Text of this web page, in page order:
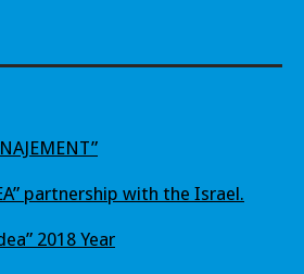
partnership with the Israel.
2018 Year